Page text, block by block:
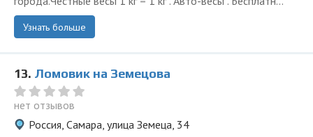
Узнать больше
13. Ломовик на Земецова
нет отзывов
Россия, Самара, улица Земеца, 34